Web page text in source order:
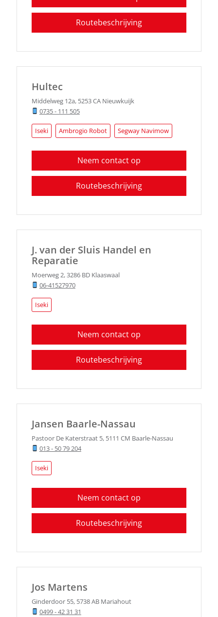
Routebeschrijving
Hultec
Middelweg 12a, 5253 CA Nieuwkuijk
0735 - 111 505
Iseki Ambrogio Robot Segway Navimow
Neem contact op
Routebeschrijving
J. van der Sluis Handel en
Reparatie
Moerweg 2,3286 BD Klaaswaal
06-41527970
Iseki
Neem contact op
Routebeschrijving
Jansen Baarle-Nassau
Pastoor De Katerstraat 5, 5111 CM Baarle-Nassau
013 - 50 79 204
Iseki
Neem contact op
Routebeschrijving
Jos Martens
Ginderdoor 55, 5738 AB Mariahout
0499 - 42 31 31